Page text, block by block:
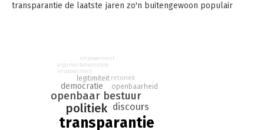
transparantie de laatste jaren zo'n buitengewoon populair
Kamerstukken uit de periode 1995 - 2010 opent de auteur ons
in zeven fascinerende vertellingen de ogen voor de
veelvormigheid van transparantie. De vertellingen zijn
gelardeerd met citaten uit Tweede Kamerstukken die, soms in
tenenkrommend proza, verrassend vaak gaan over actuele
issues zoals de benoemingsprocedure voor de vice voorzitter
transparantie
politiek
openbaar bestuur
discours
democratie
legitimiteit
openbaarheid
retoriek
empowerment
argumentatieanalyse
empowerment